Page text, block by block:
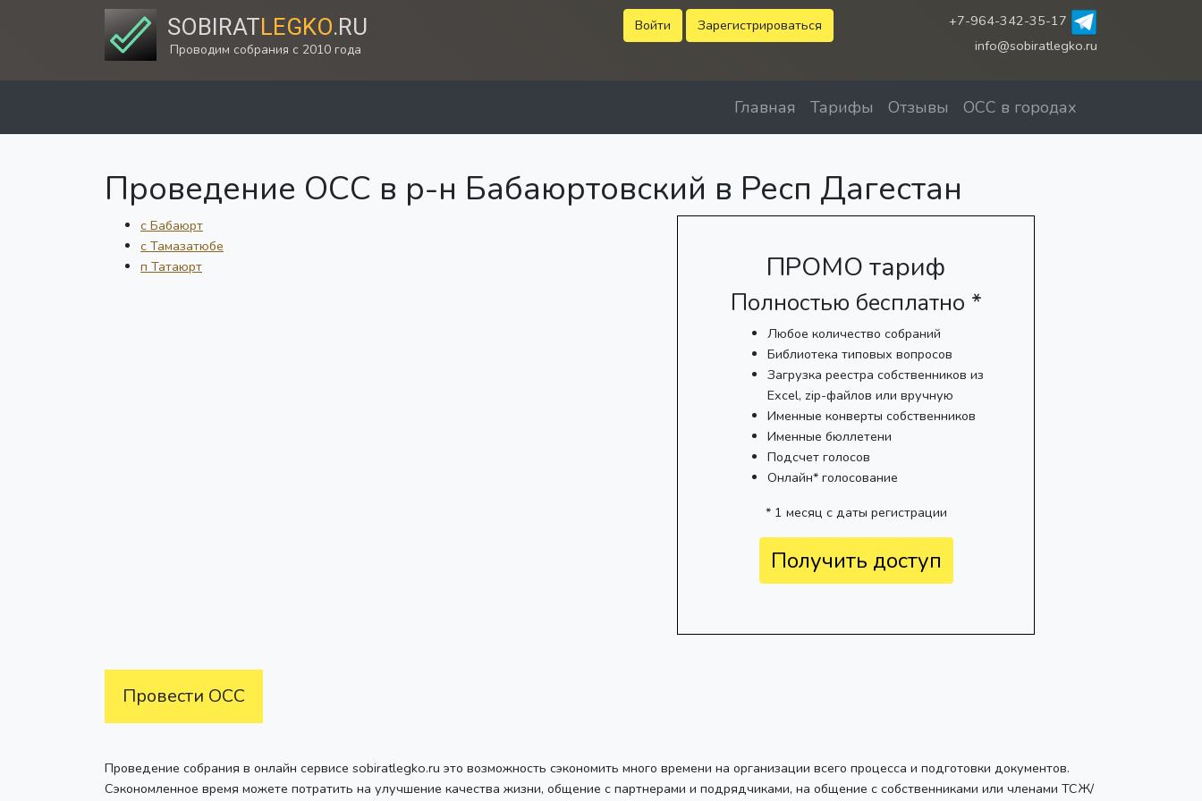
SOBIRATLEGKO.RU
Проводим собрания с 2010 года
Войти Зарегистрироваться
+7-964-342-35-17
info@sobiratlegko.ru
Главная Тарифы Отзывы ОСС в городах
Проведение ОСС в р-н Бабаюртовский в Респ Дагестан
с Бабаюрт
с Тамазатюбе
п Татаюрт
ПРОМО тариф
Полностью бесплатно *
Любое количество собраний
Библиотека типовых вопросов
Загрузка реестра собственников из
Excel, zip-файлов или вручную
Именные конверты собственников
Именные бюллетени
Подсчет голосов
Онлайн* голосование
* 1 месяц с даты регистрации
Получить доступ
Провести ОСС
Проведение собрания в онлайн сервисе sobiratlegko.ru это возможность сэкономить много времени на организации всего процесса и подготовки документов.
Сэкономленное время можете потратить на улучшение качества жизни, общение с партнерами и подрядчиками, на общение с собственниками или членами ТСЖ/